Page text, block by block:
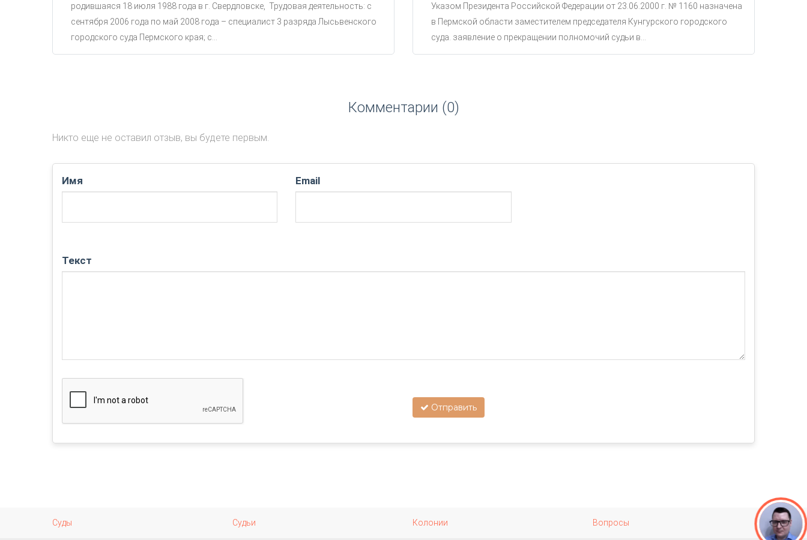
родившаяся 18 июля 1988 года в г. Свердловске, Трудовая деятельность: с
сентября 2006 года по май 2008 года – специалист 3 разряда Лысьвенского
городского суда Пермского края; с...
Указом Президента Российской Федерации от 23.06.2000 г. № 1160 назначена
в Пермской области заместителем председателя Кунгурского городского
суда. заявление о прекращении полномочий судьи в...
Комментарии (0)
Никто еще не оставил отзыв, вы будете первым.
Имя Email
Текст
Отправить
Суды Судьи Колонии Вопросы